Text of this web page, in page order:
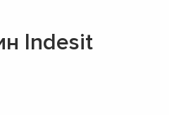
Indesit